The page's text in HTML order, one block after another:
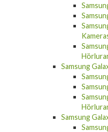
Samsung
Samsung